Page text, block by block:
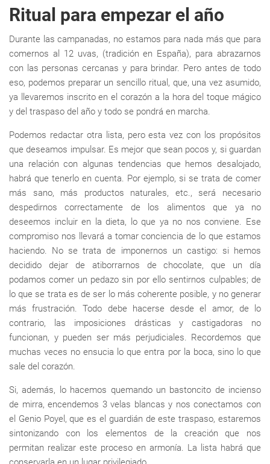
Ritual para empezar el año
Durante las campanadas, no estamos para nada más que para
comernos al 12 uvas, (tradición en España), para abrazarnos
con las personas cercanas y para brindar. Pero antes de todo
eso, podemos preparar un sencillo ritual, que, una vez asumido,
ya llevaremos inscrito en el corazón a la hora del toque mágico
y del traspaso del año y todo se pondrá en marcha.
Podemos redactar otra lista, pero esta vez con los propósitos
que deseamos impulsar. Es mejor que sean pocos y, si guardan
una relación con algunas tendencias que hemos desalojado,
habrá que tenerlo en cuenta. Por ejemplo, si se trata de comer
más sano, más productos naturales, etc., será necesario
despedirnos correctamente de los alimentos que ya no
deseemos incluir en la dieta, lo que ya no nos conviene. Ese
compromiso nos llevará a tomar conciencia de lo que estamos
haciendo. No se trata de imponernos un castigo: si hemos
decidido dejar de atiborrarnos de chocolate, que un día
podamos comer un pedazo sin por ello sentirnos culpables; de
lo que se trata es de ser lo más coherente posible, y no generar
más frustración. Todo debe hacerse desde el amor, de lo
contrario, las imposiciones drásticas y castigadoras no
funcionan, y pueden ser más perjudiciales. Recordemos que
muchas veces no ensucia lo que entra por la boca, sino lo que
sale del corazón.
Si, además, lo hacemos quemando un bastoncito de incienso
de mirra, encendemos 3 velas blancas y nos conectamos con
el Genio Poyel, que es el guardián de este traspaso, estaremos
sintonizando con los elementos de la creación que nos
permitan realizar este proceso en armonía. La lista habrá que